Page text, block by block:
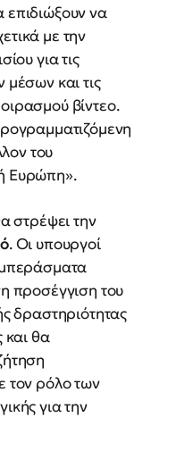
επιδιώξουν να
με την
για τις
μέσων και τις
βίντεο.
του
Ευρώπη».
στρέψει την
. Οι υπουργοί
προσέγγιση του
δραστηριότητας
και θα
τον ρόλο των
για την